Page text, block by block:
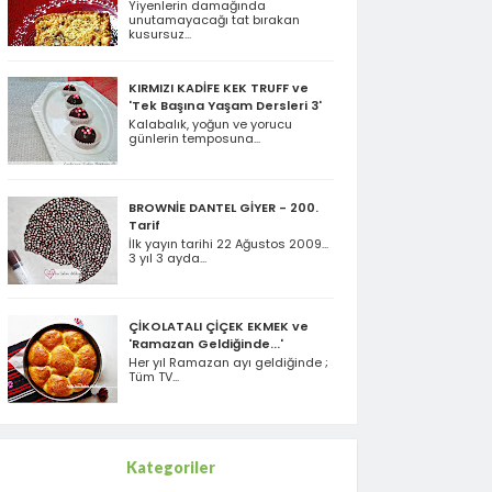
Yiyenlerin damağında
unutamayacağı tat bırakan
kusursuz...
KIRMIZI KADİFE KEK TRUFF ve
'Tek Başına Yaşam Dersleri 3'
Kalabalık, yoğun ve yorucu
günlerin temposuna...
BROWNİE DANTEL GİYER - 200.
Tarif
İlk yayın tarihi 22 Ağustos 2009...
3 yıl 3 ayda...
ÇİKOLATALI ÇİÇEK EKMEK ve
'Ramazan Geldiğinde...'
Her yıl Ramazan ayı geldiğinde ;
Tüm TV...
Kategoriler